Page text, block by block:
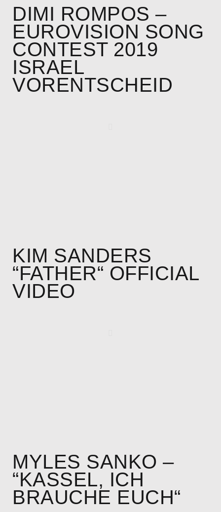
DIMI ROMPOS –
EUROVISION SONG
CONTEST 2019
ISRAEL
VORENTSCHEID
KIM SANDERS
“FATHER“ OFFICIAL
VIDEO
MYLES SANKO –
“KASSEL, ICH
BRAUCHE EUCH“